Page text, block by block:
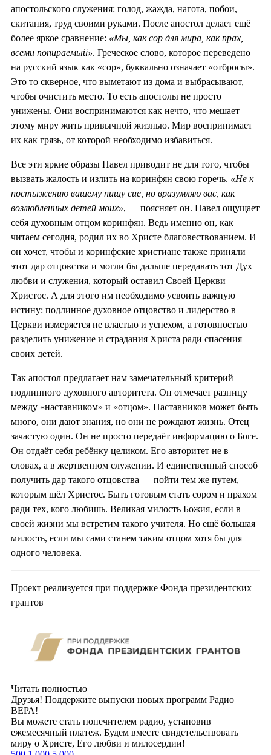
апостольского служения: голод, жажда, нагота, побои,
скитания, труд своими руками. После апостол делает ещё
более яркое сравнение: «Мы, как сор для мира, как прах,
всеми попираемый». Греческое слово, которое переведено
на русский язык как «сор», буквально означает «отбросы».
Это то скверное, что выметают из дома и выбрасывают,
чтобы очистить место. То есть апостолы не просто
унижены. Они воспринимаются как нечто, что мешает
этому миру жить привычной жизнью. Мир воспринимает
их как грязь, от которой необходимо избавиться.
Все эти яркие образы Павел приводит не для того, чтобы
вызвать жалость и излить на коринфян свою горечь. «Не к
постыжению вашему пишу сие, но вразумляю вас, как
возлюбленных детей моих», — поясняет он. Павел ощущает
себя духовным отцом коринфян. Ведь именно он, как
читаем сегодня, родил их во Христе благовествованием. И
он хочет, чтобы и коринфские христиане также приняли
этот дар отцовства и могли бы дальше передавать тот Дух
любви и служения, который оставил Своей Церкви
Христос. А для этого им необходимо усвоить важную
истину: подлинное духовное отцовство и лидерство в
Церкви измеряется не властью и успехом, а готовностью
разделить унижение и страдания Христа ради спасения
своих детей.
Так апостол предлагает нам замечательный критерий
подлинного духовного авторитета. Он отмечает разницу
между «наставником» и «отцом». Наставников может быть
много, они дают знания, но они не рождают жизнь. Отец
зачастую один. Он не просто передаёт информацию о Боге.
Он отдаёт себя ребёнку целиком. Его авторитет не в
словах, а в жертвенном служении. И единственный способ
получить дар такого отцовства — пойти тем же путем,
которым шёл Христос. Быть готовым стать сором и прахом
ради тех, кого любишь. Великая милость Божия, если в
своей жизни мы встретим такого учителя. Но ещё большая
милость, если мы сами станем таким отцом хотя бы для
одного человека.
Проект реализуется при поддержке Фонда президентских
грантов
Читать полностью
Друзья! Поддержите выпуски новых программ Радио
ВЕРА!
Вы можете стать попечителем радио, установив
ежемесячный платеж. Будем вместе свидетельствовать
миру о Христе, Его любви и милосердии!